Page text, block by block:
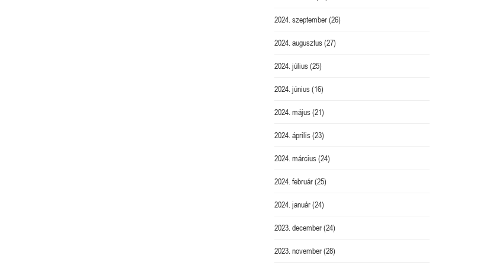
2024. szeptember(26)
2024. augusztus(27)
2024. július(25)
2024. június(16)
2024. május(21)
2024. április(23)
2024. március(24)
2024. február(25)
2024. január(24)
2023. december(24)
2023. november(28)